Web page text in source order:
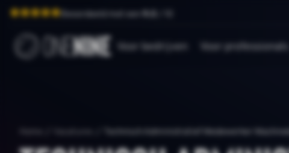
Beoordeeld met een 9.0
Voor bedrijven Voor professionals
Technisch Administratief Medewerker